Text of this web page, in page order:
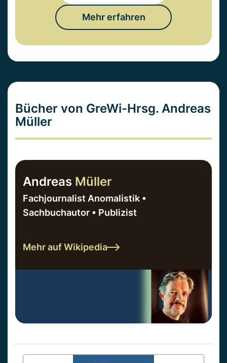
Mehr erfahren
Bücher von GreWi-Hrsg. Andreas
Müller
Andreas Müller
Fachjournalist Anomalistik •
Sachbuchautor • Publizist
Mehr auf Wikipedia